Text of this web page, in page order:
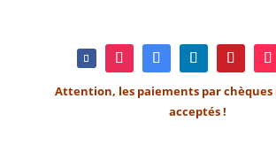
Attention, les paiements par chèques
acceptés !